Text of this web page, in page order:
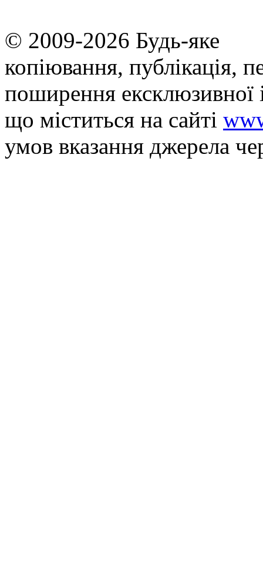
© 2009-2026 Будь-яке
копiювання, публiкацiя,
поширення
що мiститься на сайті
умов вказання джерела